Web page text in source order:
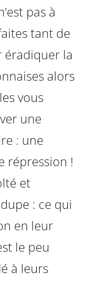
pas à
tant de
éradiquer la
alors
vous
une
: une
répression !
et
: ce qui
en leur
le peu
à leurs